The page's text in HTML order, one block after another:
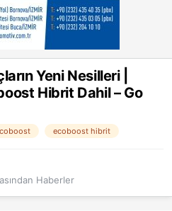
Yeni Nesilleri |
Hibrit Dahil – Go
ecoboost hibrit
Haberler